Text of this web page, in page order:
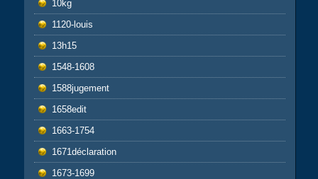
10kg
1120-louis
13h15
1548-1608
1588jugement
1658edit
1663-1754
1671déclaration
1673-1699